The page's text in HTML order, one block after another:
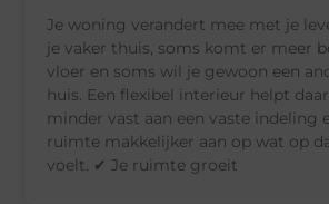
Je woning verandert mee met je
je vaker thuis, soms komt er meer
vloer en soms wil je gewoon een
huis. Een flexibel interieur helpt
minder vast aan een vaste indeling
ruimte makkelijker aan op wat op
voelt. ✔ Je ruimte groeit